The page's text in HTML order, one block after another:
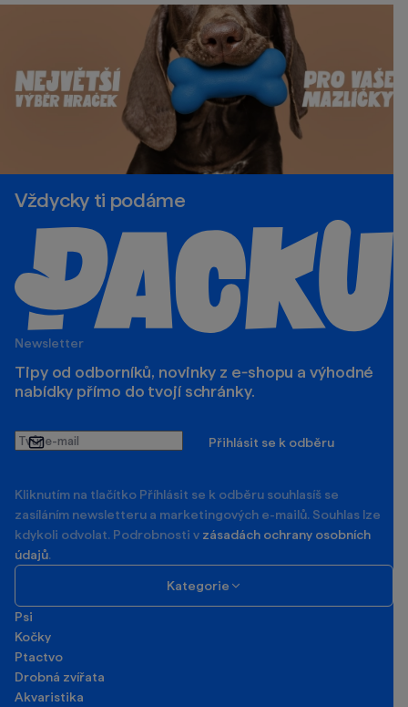
Vždycky ti podáme
Newsletter
Tipy od odborníků, novinky z e‑shopu a výhodné
nabídky přímo do tvojí schránky.
Tvůj
e-
Přihlásit se k odběru
Kliknutím na tlačítko Příhlásit se k odběru souhlasíš se
zasíláním newsletteru a marketingových e-mailů. Souhlas lze
kdykoli odvolat. Podrobnosti v zásadách ochrany osobních
údajů.
Kategorie
Psi
Kočky
Ptactvo
Drobná zvířata
Akvaristika